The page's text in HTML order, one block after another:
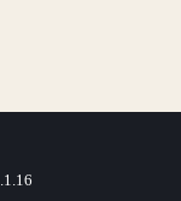
.1.16